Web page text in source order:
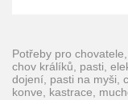
potřeby pro chovatele, chov ovcí, chovatelské potřeby, napáječky,
chov králíků, pasti,
dojení, pasti na myši,
konve, kastrace,